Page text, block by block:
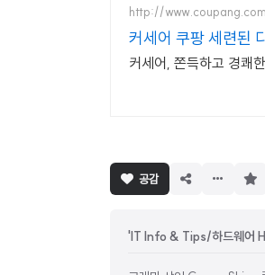
http://www.coupang.com
커세어 쿠팡 세련된
커세어, 쫀득하고 경쾌
공감
'IT Info & Tips/하드웨어